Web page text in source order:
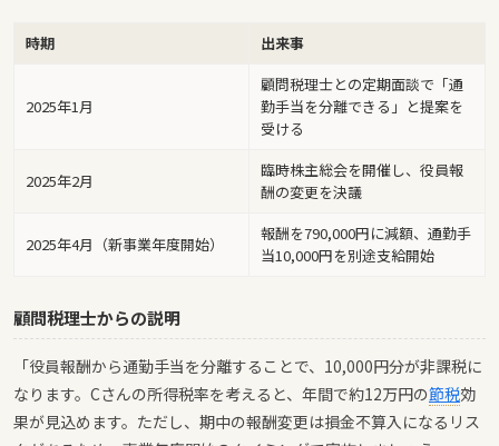
時期 出来事
2025年1月
顧問税理士との定期面談で「通
勤手当を分離できる」と提案を
受ける
2025年2月
臨時株主総会を開催し、役員報
酬の変更を決議
2025年4月（新事業年度開始）
報酬を790,000円に減額、通勤手
当10,000円を別途支給開始
顧問税理士からの説明
「役員報酬から通勤手当を分離することで、10,000円分が非課税に
なります。Cさんの所得税率を考えると、年間で約12万円の節税効
果が見込めます。ただし、期中の報酬変更は損金不算入になるリス